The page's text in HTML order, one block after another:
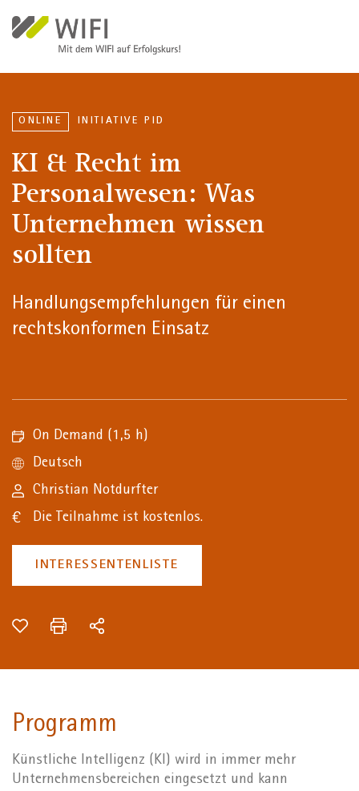
INITIATIVE PID
ONLINE
KI & Recht im
Personalwesen: Was
Unternehmen wissen
sollten
Handlungsempfehlungen für einen
rechtskonformen Einsatz
On Demand (1,5 h)
Deutsch
Christian Notdurfter
Die Teilnahme ist kostenlos.
INTERESSENTENLISTE
Programm
Künstliche Intelligenz (KI) wird in immer mehr
Unternehmensbereichen eingesetzt und kann